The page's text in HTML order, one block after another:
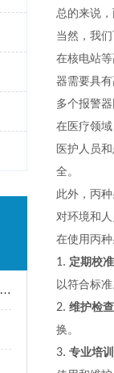
空气放射性监测仪的报警功能与应急响应措施说明
总的来说
当然，我
在核电站
器需要具
多个报警
在医疗领
医护人员
全。
此外，丙
对环境和
在使用丙
1. 定期校准
以符合标
2. 维护检查
换。
3. 专业培训